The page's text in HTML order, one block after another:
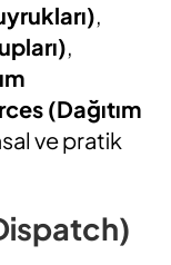
,
,
(Dağıtım
ve pratik